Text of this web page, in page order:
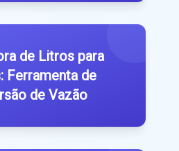
de Litros para
Ferramenta de
de Vazão